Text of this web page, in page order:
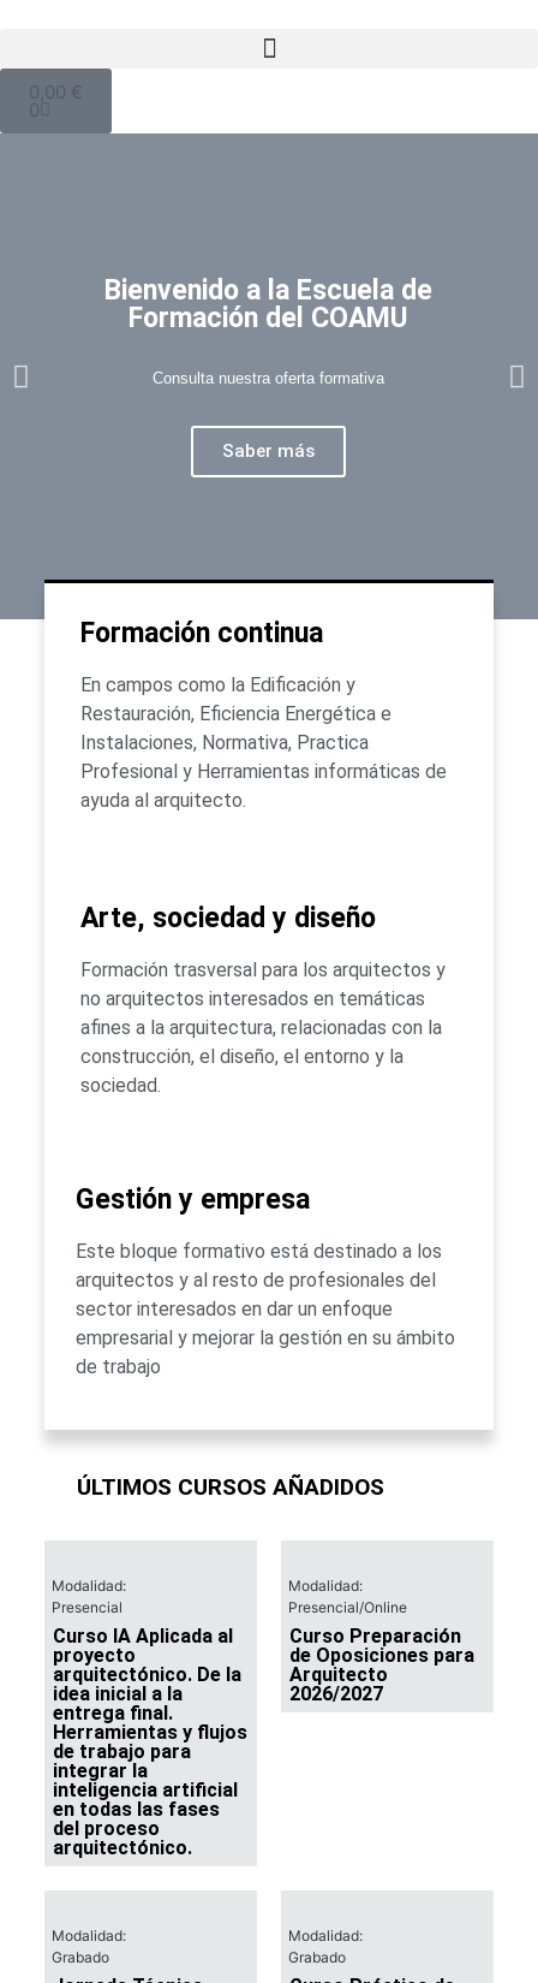
0,00 €
0
Bienvenido a la Escuela de
Formación del COAMU
Consulta nuestra oferta formativa
Saber más
Formación continua
En campos como la Edificación y
Restauración, Eficiencia Energética e
Instalaciones, Normativa, Practica
Profesional y Herramientas informáticas de
ayuda al arquitecto.
Arte, sociedad y diseño
Formación trasversal para los arquitectos y
no arquitectos interesados en temáticas
afines a la arquitectura, relacionadas con la
construcción, el diseño, el entorno y la
sociedad.
Gestión y empresa
Este bloque formativo está destinado a los
arquitectos y al resto de profesionales del
sector interesados en dar un enfoque
empresarial y mejorar la gestión en su ámbito
de trabajo
ÚLTIMOS CURSOS AÑADIDOS
Modalidad:
Presencial
Curso IA Aplicada al
proyecto
arquitectónico. De la
idea inicial a la
entrega final.
Herramientas y flujos
de trabajo para
integrar la
inteligencia artificial
en todas las fases
del proceso
arquitectónico.
Modalidad:
Presencial/Online
Curso Preparación
de Oposiciones para
Arquitecto
2026/2027
Modalidad:
Grabado
Modalidad:
Grabado